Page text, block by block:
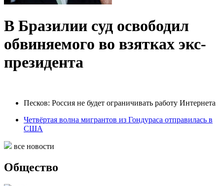
В Бразилии суд освободил
обвиняемого во взятках экс-
президента
Песков: Россия не будет ограничивать работу Интернета
Четвёртая волна мигрантов из Гондураса отправилась в
США
все новости
Общество